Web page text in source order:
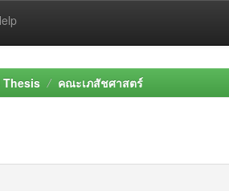
Thesis คณะเภสัชศาสตร์